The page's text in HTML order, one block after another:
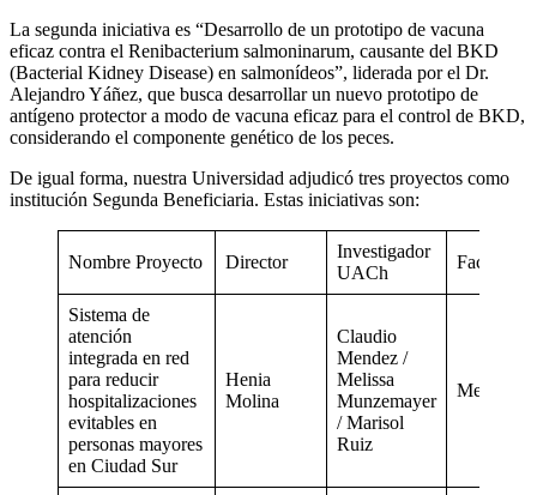
La segunda iniciativa es “Desarrollo de un prototipo de vacuna
eficaz contra el Renibacterium salmoninarum, causante del BKD
(Bacterial Kidney Disease) en salmonídeos”, liderada por el Dr.
Alejandro Yáñez, que busca desarrollar un nuevo prototipo de
antígeno protector a modo de vacuna eficaz para el control de BKD,
considerando el componente genético de los peces.
De igual forma, nuestra Universidad adjudicó tres proyectos como
institución Segunda Beneficiaria. Estas iniciativas son:
Nombre Proyecto Director
Investigador
UACh
Facultad
Sistema de
atención
integrada en red
para reducir
hospitalizaciones
evitables en
personas mayores
en Ciudad Sur
Henia
Molina
Claudio
Mendez /
Melissa
Munzemayer
/ Marisol
Ruiz
Medicina